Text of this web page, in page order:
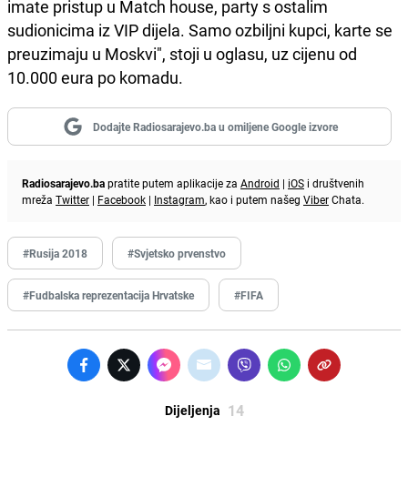
imate pristup u Match house, party s ostalim
sudionicima iz VIP dijela. Samo ozbiljni kupci, karte se
preuzimaju u Moskvi", stoji u oglasu, uz cijenu od
10.000 eura po komadu.
Dodajte Radiosarajevo.ba u omiljene Google izvore
Radiosarajevo.bapratite putem aplikacije za Android | iOS i društvenih
mreža Twitter | Facebook | Instagram, kao i putem našeg ViberChata.
#Rusija 2018 #Svjetsko prvenstvo
#Fudbalska reprezentacija Hrvatske #FIFA
Dijeljenja 14